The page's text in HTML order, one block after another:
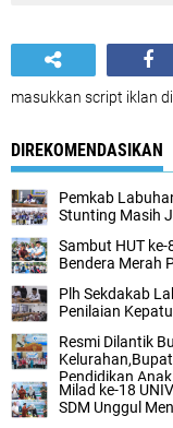
masukkan script iklan
DIREKOMENDASIKAN
Pemkab
Stunting Masih
Sambut HUT
Bendera Merah
Plh Sekdakab
Penilaian
Resmi Dilantik
Pendidikan
Milad ke-18
SDM Unggul